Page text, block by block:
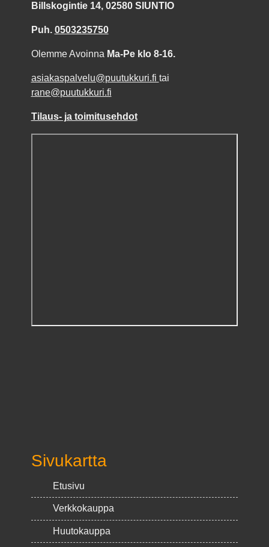
Billskogintie 14, 02580 SIUNTIO
Puh. 0503235750
Olemme Avoinna Ma-Pe klo 8-16.
asiakaspalvelu@puutukkuri.fi tai
rane@puutukkuri.fi
Tilaus- ja toimitusehdot
Sivukartta
Etusivu
Verkkokauppa
Huutokauppa